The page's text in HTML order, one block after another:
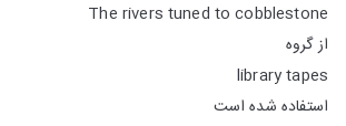
The rivers tuned to cobblestone
از گروه
library tapes
استفاده شده است